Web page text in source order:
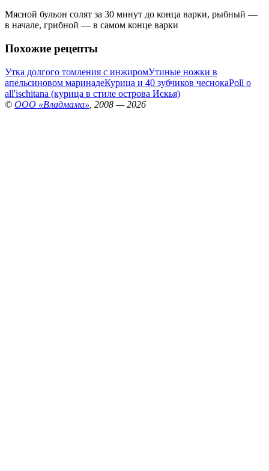
Мясной бульон солят за 30 минут до конца варки, рыбный —
в начале, грибной — в самом конце варки
Похожие рецепты
Утка долгого томления с инжиромУтиные ножки в
апельсиновом маринадеКурица и 40 зубчиков чеснокаPoll o
all'ischitana (курица в стиле острова Искья)
© ООО «Владмама» , 2008 — 2026